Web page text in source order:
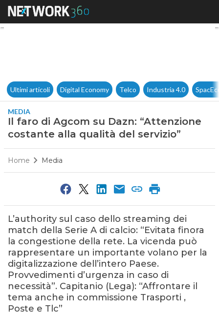
Il faro di Agcom su Dazn:
Ultimi articoli Digital Economy Telco Industria 4.0
MEDIA
Il faro di Agcom su Dazn: “Attenzione
costante alla qualità del servizio”
Home Media
L’authority sul caso dello streaming dei
match della Serie A di calcio: “Evitata finora
la congestione della rete. La vicenda può
rappresentare un importante volano per la
digitalizzazione dell’intero Paese.
Provvedimenti d’urgenza in caso di
necessità”. Capitanio (Lega): “Affrontare il
tema anche in commissione Trasporti ,
Poste e Tlc”